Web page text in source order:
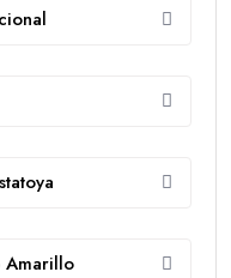
Amarillo